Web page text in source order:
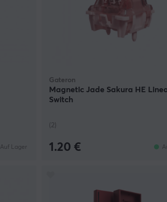
Auf Lager
Gateron
Magnetic Jade Sakura HE
Switch
(2)
1.20 €